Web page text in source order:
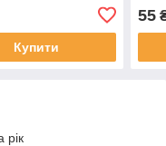
Купити
55
рік